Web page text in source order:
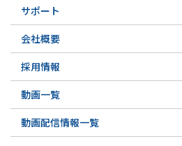
その他の導入事例
軸受け付きシールユニット
実例ご紹介
特殊用途用メカニカルシール
メカニカルシールの不思議
サポート
実例ご紹介
会社概要
会社沿革
関連会社
採用情報
先輩の声
募集要項&FAQ
動画一覧
初級講座
動画配信情報一覧